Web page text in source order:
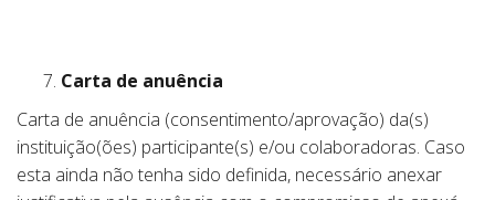
Carta de anuência
Carta de anuência (consentimento/aprovação) da(s)
instituição(ões) participante(s) e/ou colaboradoras. Caso
esta ainda não tenha sido definida, necessário anexar